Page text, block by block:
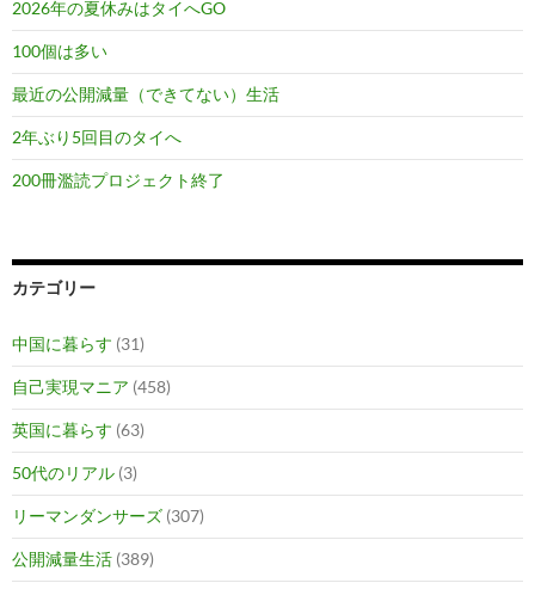
2026年の夏休みはタイへGO
100個は多い
最近の公開減量（できてない）生活
2年ぶり5回目のタイへ
200冊濫読プロジェクト終了
カテゴリー
中国に暮らす (31)
自己実現マニア (458)
英国に暮らす (63)
50代のリアル (3)
リーマンダンサーズ (307)
公開減量生活 (389)